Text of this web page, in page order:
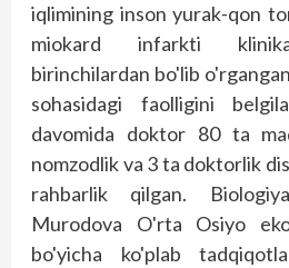
iqlimining inson yurak-qon
miokard infarkti
birinchilardan bo'lib
sohasidagi faolligini
davomida doktor 80 ta
nomzodlik va 3 ta doktorlik
rahbarlik qilgan.
Murodova O'rta Osiyo
bo'yicha ko'plab